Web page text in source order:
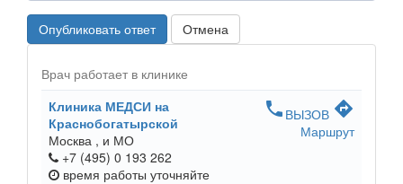
Опубликовать ответ Отмена
Врач работает в клинике
Клиника МЕДСИ на
Краснобогатырской
Москва , и МО
+7 (495) 0 193 262
время работы уточняйте
phone ВЫЗОВ directions
Маршрут